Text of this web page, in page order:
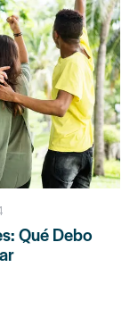
Qué Debo